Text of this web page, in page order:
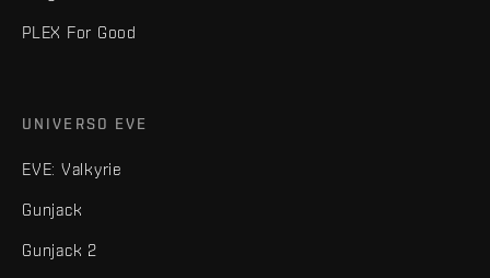
PLEX For Good
UNIVERSO EVE
EVE: Valkyrie
Gunjack
Gunjack 2